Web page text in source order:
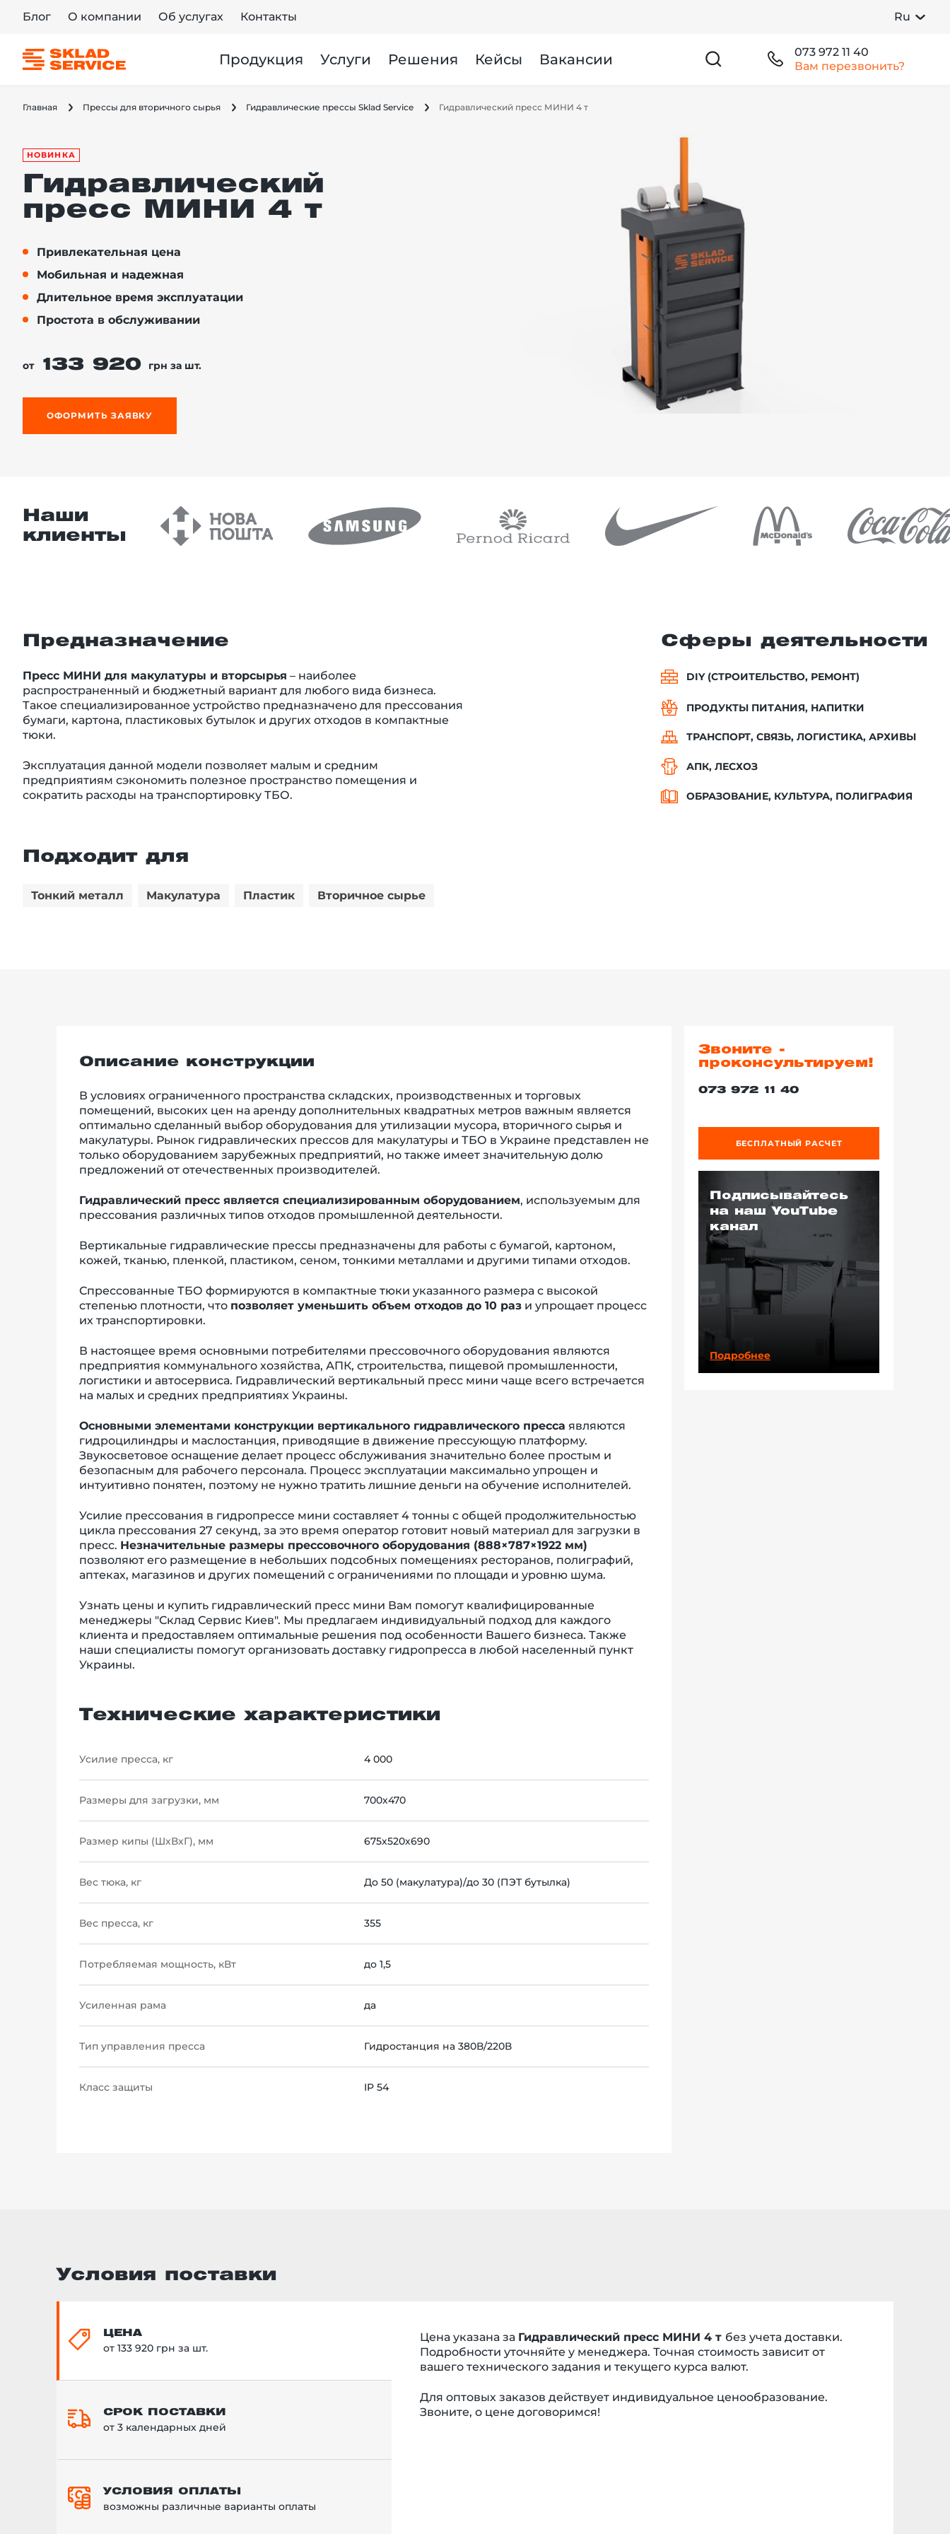
Блог О компании Об услугах Контакты Ru
Продукция Услуги Решения Кейсы Вакансии
073 972 11 40
Вам перезвонить?
Главная Прессы для вторичного сырья Гидравлические прессы Sklad Service Гидравлический пресс МИНИ 4 т
НОВИНКА
Гидравлический
пресс МИНИ 4 т
Привлекательная цена
Мобильная и надежная
Длительное время эксплуатации
Простота в обслуживании
от 133 920 грн за шт.
ОФОРМИТЬ ЗАЯВКУ
Наши
клиенты
Предназначение
Пресс МИНИ для макулатуры и вторсырья – наиболее
распространенный и бюджетный вариант для любого вида бизнеса.
Такое специализированное устройство предназначено для прессования
бумаги, картона, пластиковых бутылок и других отходов в компактные
тюки.
Эксплуатация данной модели позволяет малым и средним
предприятиям сэкономить полезное пространство помещения и
сократить расходы на транспортировку ТБО.
Подходит для
Тонкий металл Макулатура Пластик Вторичное сырье
Сферы деятельности
DIY (СТРОИТЕЛЬСТВО, РЕМОНТ)
ПРОДУКТЫ ПИТАНИЯ, НАПИТКИ
ТРАНСПОРТ, СВЯЗЬ, ЛОГИСТИКА, АРХИВЫ
АПК, ЛЕСХОЗ
ОБРАЗОВАНИЕ, КУЛЬТУРА, ПОЛИГРАФИЯ
Описание конструкции
В условиях ограниченного пространства складских, производственных и торговых
помещений, высоких цен на аренду дополнительных квадратных метров важным является
оптимально сделанный выбор оборудования для утилизации мусора, вторичного сырья и
макулатуры. Рынок гидравлических прессов для макулатуры и ТБО в Украине представлен не
только оборудованием зарубежных предприятий, но также имеет значительную долю
предложений от отечественных производителей.
Гидравлический пресс является специализированным оборудованием, используемым для
прессования различных типов отходов промышленной деятельности.
Вертикальные гидравлические прессы предназначены для работы с бумагой, картоном,
кожей, тканью, пленкой, пластиком, сеном, тонкими металлами и другими типами отходов.
Спрессованные ТБО формируются в компактные тюки указанного размера с высокой
степенью плотности, что позволяет уменьшить объем отходов до 10 раз и упрощает процесс
их транспортировки.
В настоящее время основными потребителями прессовочного оборудования являются
предприятия коммунального хозяйства, АПК, строительства, пищевой промышленности,
логистики и автосервиса. Гидравлический вертикальный пресс мини чаще всего встречается
на малых и средних предприятиях Украины.
Основными элементами конструкции вертикального гидравлического пресса являются
гидроцилиндры и маслостанция, приводящие в движение прессующую платформу.
Звукосветовое оснащение делает процесс обслуживания значительно более простым и
безопасным для рабочего персонала. Процесс эксплуатации максимально упрощен и
интуитивно понятен, поэтому не нужно тратить лишние деньги на обучение исполнителей.
Усилие прессования в гидропрессе мини составляет 4 тонны с общей продолжительностью
цикла прессования 27 секунд, за это время оператор готовит новый материал для загрузки в
пресс. Незначительные размеры прессовочного оборудования (888×787×1922 мм)
позволяют его размещение в небольших подсобных помещениях ресторанов, полиграфий,
аптеках, магазинов и других помещений с ограничениями по площади и уровню шума.
Узнать цены и купить гидравлический пресс мини Вам помогут квалифицированные
менеджеры "Склад Сервис Киев". Мы предлагаем индивидуальный подход для каждого
клиента и предоставляем оптимальные решения под особенности Вашего бизнеса. Также
наши специалисты помогут организовать доставку гидропресса в любой населенный пункт
Украины.
Технические характеристики
Усилие пресса, кг 4 000
Размеры для загрузки, мм 700х470
Размер кипы (ШхВхГ), мм 675х520х690
Вес тюка, кг До 50 (макулатура)/до 30 (ПЭТ бутылка)
Вес пресса, кг 355
Потребляемая мощность, кВт до 1,5
Усиленная рама да
Тип управления пресса Гидростанция на 380В/220В
Класс защиты IP 54
Звоните -
проконсультируем!
073 972 11 40
БЕСПЛАТНЫЙ РАСЧЕТ
Подписывайтесь
на наш YouTube
канал
Подробнее
Условия поставки
ЦЕНА
от 133 920 грн за шт.
СРОК ПОСТАВКИ
от 3 календарных дней
УСЛОВИЯ ОПЛАТЫ
возможны различные варианты оплаты
Цена указана за Гидравлический пресс МИНИ 4 т без учета доставки.
Подробности уточняйте у менеджера. Точная стоимость зависит от
вашего технического задания и текущего курса валют.
Для оптовых заказов действует индивидуальное ценообразование.
Звоните, о цене договоримся!